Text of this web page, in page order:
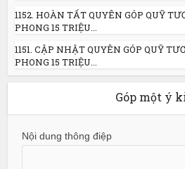
1152. HOÀN TẤT QUYÊN GÓP QUỸ
PHONG 15 TRIỆU...
1151. CẬP NHẬT QUYÊN GÓP QUỸ
PHONG 15 TRIỆU...
Góp một ý
Nội dung thông điệp